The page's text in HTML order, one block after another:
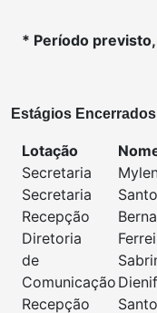
* Período
Estágios
Lotação
Secretaria
Secretaria
Recepção
Diretoria
de
Comunicação
Recepção